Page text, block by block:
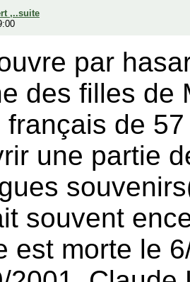
,..suite
par
des filles de
français de
une partie
souvent
est morte le